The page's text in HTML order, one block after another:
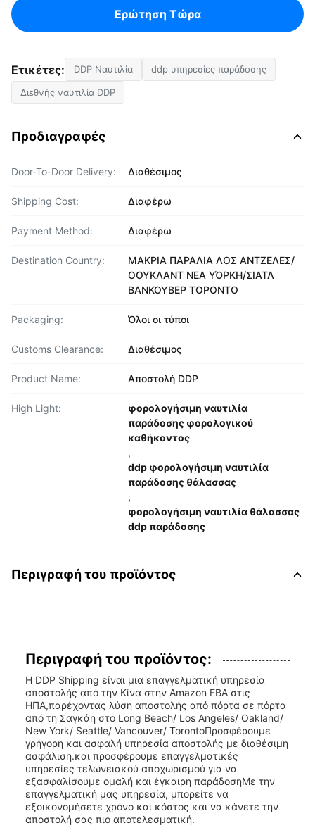
Ερώτηση Τώρα
Ετικέτες: DDP Ναυτιλία ddp υπηρεσίες παράδοσης
Διεθνής ναυτιλία DDP
Προδιαγραφές
Door-To-Door Delivery: Διαθέσιμος
Shipping Cost: Διαφέρω
Payment Method: Διαφέρω
Destination Country:
ΜΑΚΡΙΑ ΠΑΡΑΛΙΑ ΛΟΣ ΑΝΤΖΕΛΕΣ/
ΟΟΥΚΛΑΝΤ ΝΕΑ ΥΌΡΚΗ/ΣΙΑΤΛ
ΒΑΝΚΟΥΒΕΡ ΤΟΡΟΝΤΟ
Packaging: Όλοι οι τύποι
Customs Clearance: Διαθέσιμος
Product Name: Αποστολή DDP
High Light:
φορολογήσιμη ναυτιλία
παράδοσης φορολογικού
καθήκοντος
,
ddp φορολογήσιμη ναυτιλία
παράδοσης θάλασσας
,
φορολογήσιμη ναυτιλία θάλασσας
ddp παράδοσης
Περιγραφή του προϊόντος
Περιγραφή του προϊόντος:
Η DDP Shipping είναι μια επαγγελματική υπηρεσία
αποστολής από την Κίνα στην Amazon FBA στις
ΗΠΑ,παρέχοντας λύση αποστολής από πόρτα σε πόρτα
από τη Σαγκάη στο Long Beach/ Los Angeles/ Oakland/
New York/ Seattle/ Vancouver/ TorontoΠροσφέρουμε
γρήγορη και ασφαλή υπηρεσία αποστολής με διαθέσιμη
ασφάλιση.και προσφέρουμε επαγγελματικές
υπηρεσίες τελωνειακού αποχωρισμού για να
εξασφαλίσουμε ομαλή και έγκαιρη παράδοσηΜε την
επαγγελματική μας υπηρεσία, μπορείτε να
εξοικονομήσετε χρόνο και κόστος και να κάνετε την
αποστολή σας πιο αποτελεσματική.